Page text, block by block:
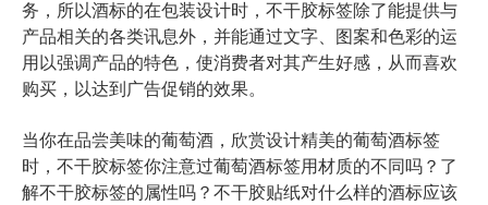
务，所以酒标的在包装设计时，不干胶标签除了能提供与
产品相关的各类讯息外，并能通过文字、图案和色彩的运
用以强调产品的特色，使消费者对其产生好感，从而喜欢
购买，以达到广告促销的效果。
当你在品尝美味的葡萄酒，欣赏设计精美的葡萄酒标签
时，不干胶标签你注意过葡萄酒标签用材质的不同吗？了
解不干胶标签的属性吗？不干胶贴纸对什么样的酒标应该